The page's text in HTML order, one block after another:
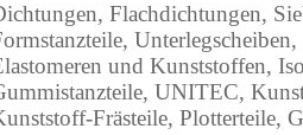
Flachdichtungen,
und Kunststoffen,
UNITEC,
Frästeile, Plotterteile,